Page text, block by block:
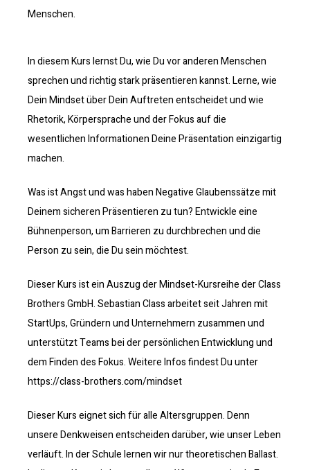
Menschen.
In diesem Kurs lernst Du, wie Du vor anderen Menschen
sprechen und richtig stark präsentieren kannst. Lerne, wie
Dein Mindset über Dein Auftreten entscheidet und wie
Rhetorik, Körpersprache und der Fokus auf die
wesentlichen Informationen Deine Präsentation einzigartig
machen.
Was ist Angst und was haben Negative Glaubenssätze mit
Deinem sicheren Präsentieren zu tun? Entwickle eine
Bühnenperson, um Barrieren zu durchbrechen und die
Person zu sein, die Du sein möchtest.
Dieser Kurs ist ein Auszug der Mindset-Kursreihe der Class
Brothers GmbH. Sebastian Class arbeitet seit Jahren mit
StartUps, Gründern und Unternehmern zusammen und
unterstützt Teams bei der persönlichen Entwicklung und
dem Finden des Fokus. Weitere Infos findest Du unter
https://class-brothers.com/mindset
Dieser Kurs eignet sich für alle Altersgruppen. Denn
unsere Denkweisen entscheiden darüber, wie unser Leben
verläuft. In der Schule lernen wir nur theoretischen Ballast.